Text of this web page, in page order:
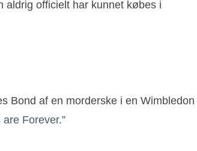
aldrig officielt har kunnet købes i
Bond af en morderske i en Wimbledon
are Forever.”